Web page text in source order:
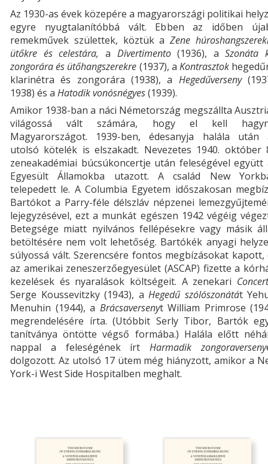
Az 1930-as évek közepére a magyarországi politikai
egyre nyugtalanítóbbá vált. Ebben az időben
remekművek születtek, köztük aZene
ütőkre és celestára, a Divertimento(1936), aSzonáta
zongorára és ütőhangszerekre (1937), a Kontrasztok
klarinétra és zongorára (1938), a Hegedűverseny
1938) és a Hatodik vonósnégyes(1939).
Amikor 1938-ban a náci Németország megszállta
világossá vált számára, hogy el kell
Magyarországot. 1939-ben, édesanyja halála után
utolsó kötelék is elszakadt. Nevezetes 1940. október
zeneakadémiai búcsúkoncertje után feleségével együtt
Egyesült Államokba utazott. A család New
telepedett le. A Columbia Egyetem időszakosan
Bartókot a Parry-féle délszláv népzenei
lejegyzésével, ezt a munkát egészen 1942 végéig
Betegsége miatt nyilvános fellépésekre vagy másik
betöltésére nem volt lehetőség. Bartókék anyagi
súlyossá vált. Szerencsére fontos megbízásokat kapott,
az amerikai zeneszerzőegyesület (ASCAP) fizette a
kezelések és nyaralások költségeit. A zenekari
Serge Koussevitzky (1943), a Hegedű szólószonátát
Menuhin (1944), a Brácsaversenyt William Primrose
megrendelésére írta. (Utóbbit Serly Tibor, Bartók
tanítványa öntötte végső formába.) Halála előtt
nappal a feleségének írtHarmadik zongoraverseny
dolgozott. Az utolsó 17 ütem még hiányzott, amikor a
York-i West Side Hospitalben meghalt.